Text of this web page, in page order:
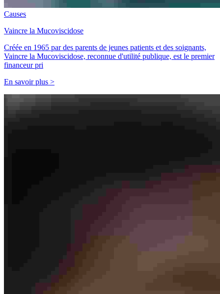
Causes
Vaincre la Mucoviscidose
Créée en 1965 par des parents de jeunes patients et des soignants,
Vaincre la Mucoviscidose, reconnue d'utilité publique, est le premier
financeur pri
En savoir plus >